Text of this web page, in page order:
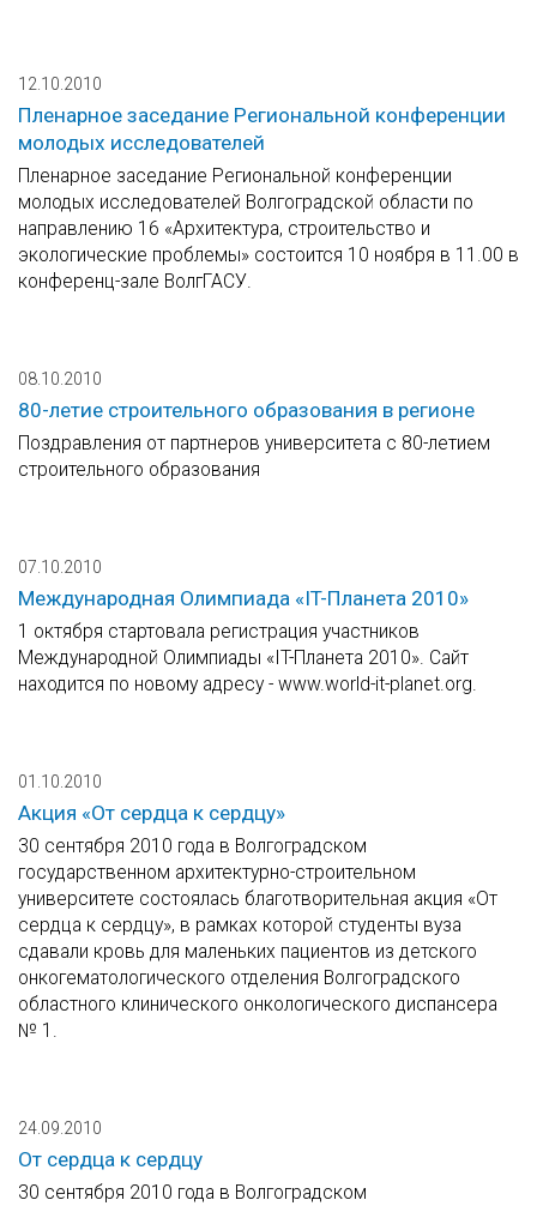
12.10.2010
Пленарное заседание Региональной конференции
молодых исследователей
Пленарное заседание Региональной конференции
молодых исследователей Волгоградской области по
направлению 16 «Архитектура, строительство и
экологические проблемы» состоится 10 ноября в 11.00 в
конференц-зале ВолгГАСУ.
08.10.2010
80-летие строительного образования в регионе
Поздравления от партнеров университета с 80-летием
строительного образования
07.10.2010
Международная Олимпиада «IT-Планета 2010»
1 октября стартовала регистрация участников
Международной Олимпиады «IT-Планета 2010». Сайт
находится по новому адресу - www.world-it-planet.org.
01.10.2010
Акция «От сердца к сердцу»
30 сентября 2010 года в Волгоградском
государственном архитектурно-строительном
университете состоялась благотворительная акция «От
сердца к сердцу», в рамках которой студенты вуза
сдавали кровь для маленьких пациентов из детского
онкогематологического отделения Волгоградского
областного клинического онкологического диспансера
№ 1.
24.09.2010
От сердца к сердцу
30 сентября 2010 года в Волгоградском